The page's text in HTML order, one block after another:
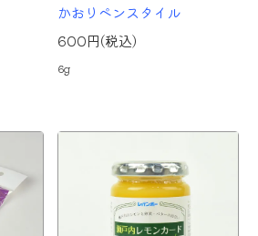
かおりペンスタイル
600円(税込)
6g